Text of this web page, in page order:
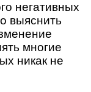
негативных
выяснить
многие
никак не